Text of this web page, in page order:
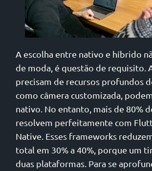
A escolha entre nativo e híbrido
de moda, é questão de requisito.
precisam de recursos profundos
como câmera customizada,
nativo. No entanto, mais de 80%
resolvem perfeitamente com
Native. Esses frameworks
total em 30% a 40%, porque um
duas plataformas. Para se